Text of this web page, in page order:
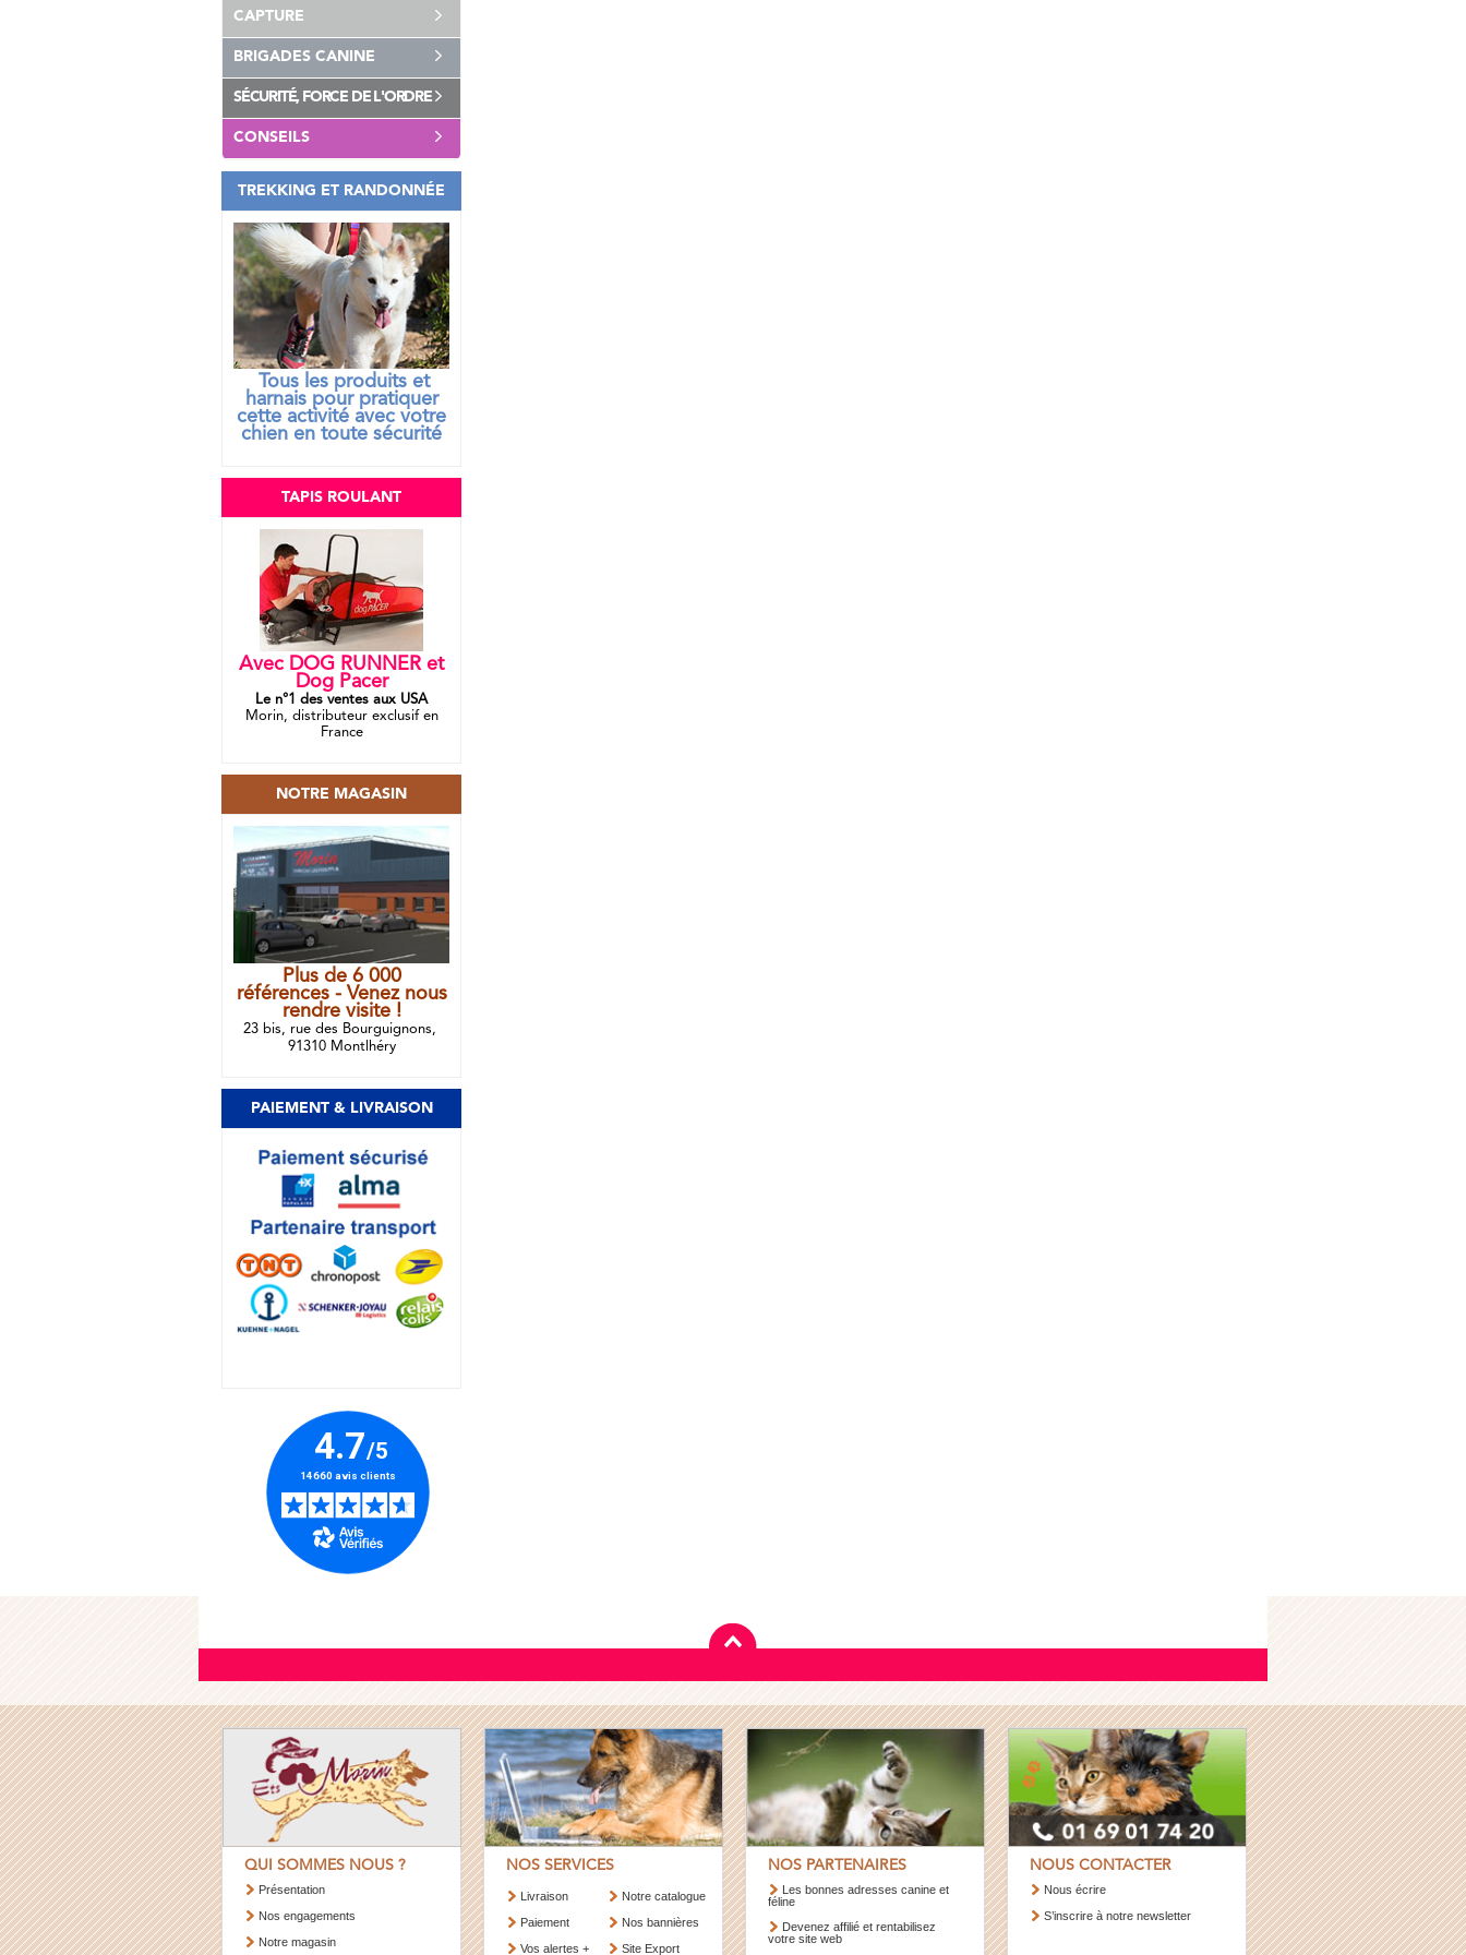
CAPTURE
BRIGADES CANINE
SÉCURITÉ, FORCE DE L'ORDRE
CONSEILS
TREKKING ET RANDONNÉE
Tous les produits et
harnais pour pratiquer
cette activité avec votre
chien en toute sécurité
TAPIS ROULANT
Avec DOG RUNNER et
Dog Pacer
Le n°1 des ventes aux USA
Morin, distributeur exclusif en
France
NOTRE MAGASIN
Plus de 6 000
références - Venez nous
rendre visite !
23 bis, rue des Bourguignons,
91310 Montlhéry
PAIEMENT & LIVRAISON
QUI SOMMES NOUS ?
Présentation
Nos engagements
Notre magasin
NOS SERVICES
Livraison
Paiement
Vos alertes +
Notre catalogue
Nos bannières
Site Export
NOS PARTENAIRES
Les bonnes adresses canine et
féline
Devenez affilié et rentabilisez
votre site web
NOUS CONTACTER
Nous écrire
S’inscrire à notre newsletter